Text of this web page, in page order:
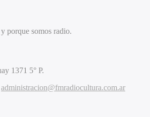
porque somos radio.
1371 5° P.
administracion@fmradiocultura.com.ar